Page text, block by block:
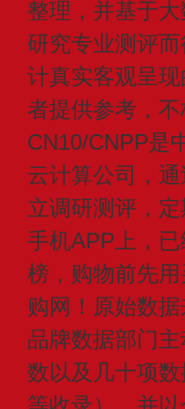
整理，并基于
研究专业测评
计真实客观呈
者提供参考，
CN10/CNPP是
云计算公司，
立调研测评，
手机APP上，
榜，购物前先
购网！原始数
品牌数据部门
数以及几十项